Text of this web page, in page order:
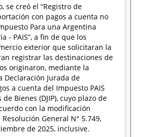
se creó el “Registro de
con pagos a cuenta no
Para una Argentina
- PAIS”, a fin de que los
exterior que solicitaran la
registrar las destinaciones de
originaron, mediante la
Declaración Jurada de
a cuenta del Impuesto PAIS
Bienes (DJIP), cuyo plazo de
con la modificación
General N° 5.749,
de 2025, inclusive.